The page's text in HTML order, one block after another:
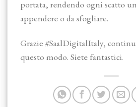
portata, rendendo ogni scatto
appendere o da sfogliare.
Grazie #SaalDigitalItaly,
questo modo. Siete fantastici.